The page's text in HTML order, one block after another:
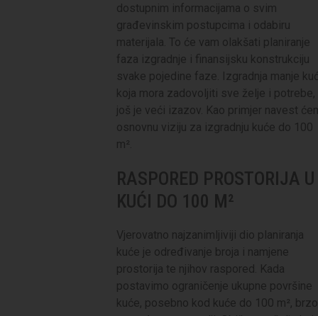
dostupnim informacijama o svim
građevinskim postupcima i odabiru
materijala. To će vam olakšati planiranje
faza izgradnje i finansijsku konstrukciju
svake pojedine faze. Izgradnja manje
koja mora zadovoljiti sve želje i potrebe,
još je veći izazov. Kao primjer navest
osnovnu viziju za izgradnju kuće do 100
m².
RASPORED PROSTORIJA U
KUĆI DO 100 M²
Vjerovatno najzanimljiviji dio planiranja
kuće je određivanje broja i namjene
prostorija te njihov raspored. Kada
postavimo ograničenje ukupne površine
kuće, posebno kod kuće do 100 m², brzo